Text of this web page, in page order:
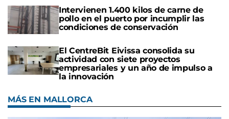
Intervienen 1.400 kilos de carne de
pollo en el puerto por incumplir las
condiciones de conservación
El CentreBit Eivissa consolida su
actividad con siete proyectos
empresariales y un año de impulso a
la innovación
MÁS EN MALLORCA